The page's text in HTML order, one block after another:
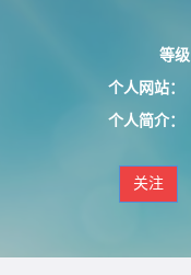
等级
个人网站：
个人简介：
关注